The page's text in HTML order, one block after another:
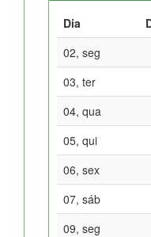
Dia
02, seg
03, ter
04, qua
05, qui
06, sex
07, sáb
09, seg